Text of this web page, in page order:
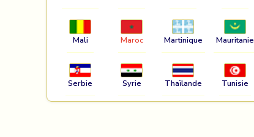
Mali Maroc Martinique Mauritanie
Serbie Syrie Thaïlande Tunisie